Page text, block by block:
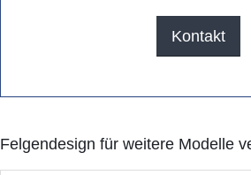
Kontakt
Felgendesign für weitere Modelle